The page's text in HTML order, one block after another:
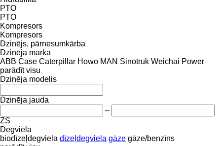
PTO
PTO
Kompresors
Kompresors
Dzinējs, pārnesumkārba
Dzinēja marka
ABB Case Caterpillar Howo MAN Sinotruk Weichai Power
parādīt visu
Dzinēja modelis
Dzinēja jauda
–
ZS
Degviela
biodīzeļdegviela dīzeļdegviela gāze gāze/benzīns